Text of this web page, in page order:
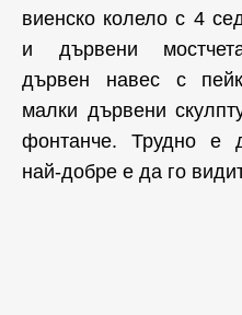
виенско колело с 4
и дървени
дървен навес с
малки дървени
фонтанче. Трудно е
най-добре е да го